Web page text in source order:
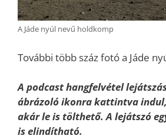
A Jáde nyúl nevű holdkomp
További több száz fotó a Jáde
A podcast hangfelvétel
ábrázoló ikonra kattintva
akár le is tölthető. A lejátszó
is elindítható.